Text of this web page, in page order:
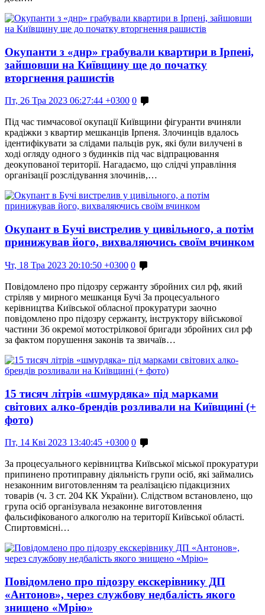
Окупанти з «днр» грабували квартири в Ірпені,
зайшовши на Київщину ще до початку
вторгнення рашистів
Пт, 26 Тра 2023 06:27:44 +0300 0
Під час тимчасової окупації Київщини фігуранти вчиняли
крадіжки з квартир мешканців Ірпеня. Злочинців вдалось
ідентифікувати за слідами пальців рук, які були вилучені в
ході огляду одного з будинків під час відпрацювання
деокупованої території. Нагадаємо, що слідчі управління
організації розслідування злочинів,…
Окупант в Бучі вистрелив у цивільного, а потім
принижував його, вихваляючись своїм вчинком
Чт, 18 Тра 2023 20:10:50 +0300 0
Повідомлено про підозру сержанту збройних сил рф, який
стріляв у мирного мешканця Бучі За процесуального
керівництва Київської обласної прокуратури заочно
повідомлено про підозру сержанту, інструктору військової
частини 36 окремої мотострілкової бригади збройних сил рф
за фактом порушення законів та звичаїв…
15 тисяч літрів «шмурдяка» під марками
світових алко-брендів розливали на Київщині (+
фото)
Пт, 14 Кві 2023 13:40:45 +0300 0
За процесуального керівництва Київської міської прокуратури
припинено протиправну діяльність групи осіб, які займались
незаконним виготовленням та реалізацією підакцизних
товарів (ч. 3 ст. 204 КК України). Слідством встановлено, що
група осіб організувала незаконне виготовлення
фальсифікованого алкоголю на території Київської області.
Спиртовмісні…
Повідомлено про підозру екскерівнику ДП
«Антонов», через службову недбалість якого
знищено «Мрію»